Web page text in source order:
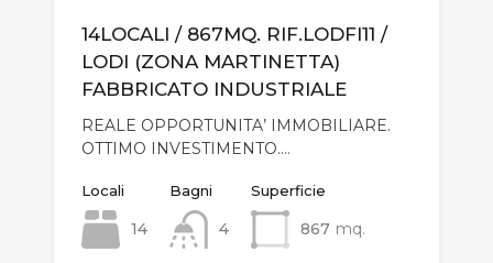
14LOCALI / 867MQ. RIF.LODFI11 /
LODI (ZONA MARTINETTA)
FABBRICATO INDUSTRIALE
REALE OPPORTUNITA’ IMMOBILIARE.
OTTIMO INVESTIMENTO.…
Locali
14
Bagni
4
Superficie
867 mq.